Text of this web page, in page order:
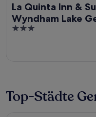
La Quinta Inn &
Wyndham Lake
3
Top-Städte